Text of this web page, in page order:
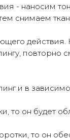
- наносим
снимаем
повторно
и в
то он будет
то он